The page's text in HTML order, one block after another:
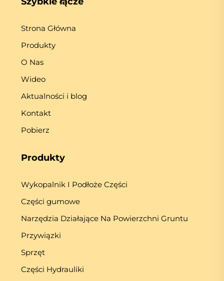
Strona Główna
Produkty
O Nas
Wideo
Aktualności i blog
Kontakt
Pobierz
Produkty
Wykopalnik I Podłoże Części
Części gumowe
Narzędzia Działające Na Powierzchni Gruntu
Przywiązki
Sprzęt
Części Hydrauliki